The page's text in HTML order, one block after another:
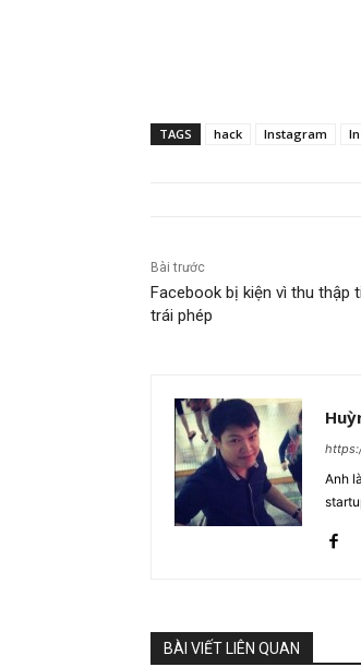
TAGS hack Instagram
Bài trước
Facebook bị kiện vì thu thập
trái phép
Anh
BÀI VIẾT LIÊN QUAN